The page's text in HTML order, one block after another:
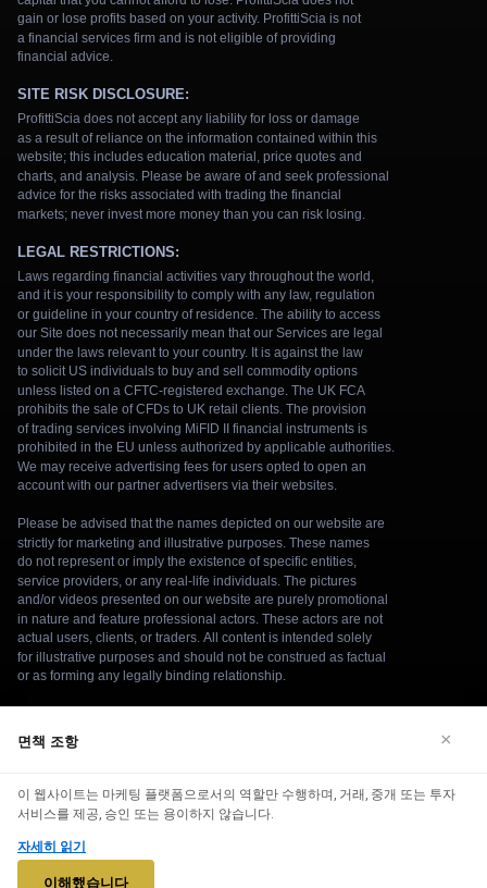
© 2026 bitcoin-v5bumex. 모든 권리 보유.
continuing to use our website, you agree to our use of cookies.
See ourCookie Policy
Accept
면책 조항 ×
이 웹사이트는 마케팅 플랫폼으로서의 역할만 수행하며, 거래, 중개 또는 투자
서비스를 제공, 승인 또는 용이하지 않습니다.
자세히 읽기
이해했습니다